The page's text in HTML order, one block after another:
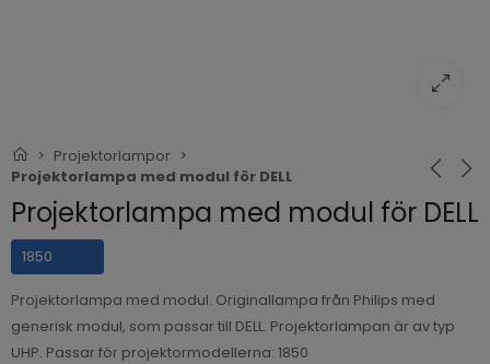
Projektorlampor
Projektorlampa med modul för DELL
Projektorlampa med modul för DELL
1850
Projektorlampa med modul. Originallampa från Philips med
generisk modul, som passar till DELL. Projektorlampan är av typ
UHP. Passar för projektormodellerna: 1850